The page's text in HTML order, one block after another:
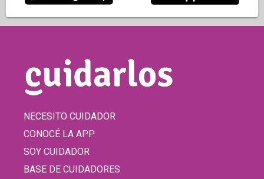
NECESITO CUIDADOR
CONOCÉ LA APP
SOY CUIDADOR
BASE DE CUIDADORES